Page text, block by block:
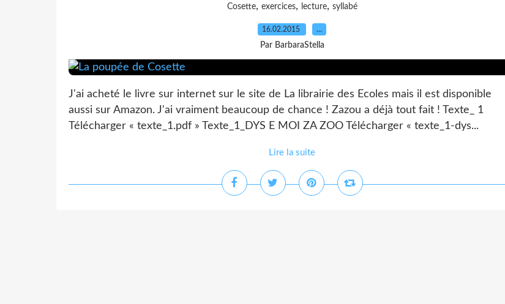
Cosette, exercices, lecture, syllabé
16.02.2015 …
Par BarbaraStella
J'ai acheté le livre sur internet sur le site de La librairie des Ecoles mais il est disponible
aussi sur Amazon. J'ai vraiment beaucoup de chance ! Zazou a déjà tout fait ! Texte_ 1
Télécharger « texte_1.pdf » Texte_1_DYS E MOI ZA ZOO Télécharger « texte_1-dys...
Lire la suite